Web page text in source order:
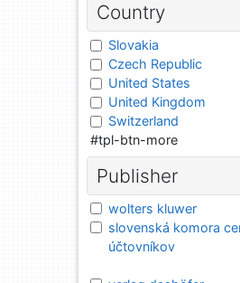
Country
Slovakia
Czech Republic
United States
United Kingdom
Switzerland
#tpl-btn-more
Publisher
wolters kluwer
slovenská komora
účtovníkov